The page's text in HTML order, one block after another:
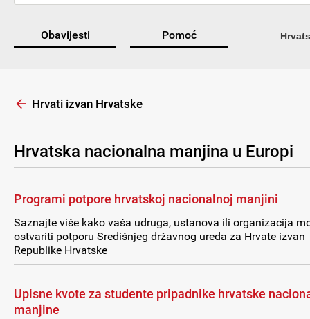
Obavijesti Pomoć
Hrvati izvan Hrvatske
Hrvatska nacionalna manjina u Europi
Programi potpore hrvatskoj nacionalnoj manjini
Saznajte više kako vaša udruga, ustanova ili organizacija
ostvariti potporu Središnjeg državnog ureda za Hrvate izvan
Republike Hrvatske
Upisne kvote za studente pripadnike hrvatske
manjine